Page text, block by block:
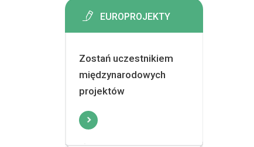
EUROPROJEKTY
Zostań uczestnikiem
międzynarodowych
projektów